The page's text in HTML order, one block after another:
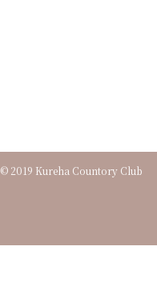
© 2019 Kureha Countory Club